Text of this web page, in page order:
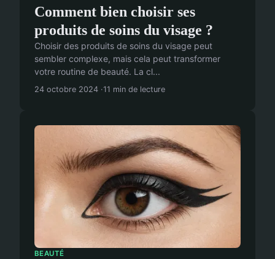
Comment bien choisir ses
produits de soins du visage ?
Choisir des produits de soins du visage peut
sembler complexe, mais cela peut transformer
votre routine de beauté. La cl...
24 octobre 2024 11 min de lecture
BEAUTÉ